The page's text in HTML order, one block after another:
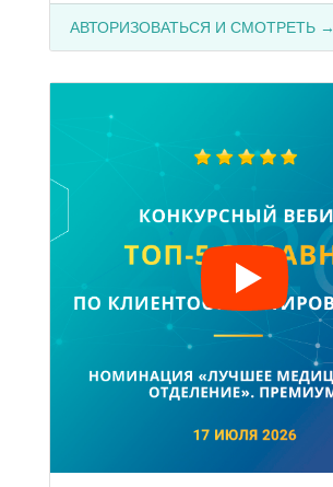
АВТОРИЗОВАТЬСЯ И СМОТРЕТЬ →